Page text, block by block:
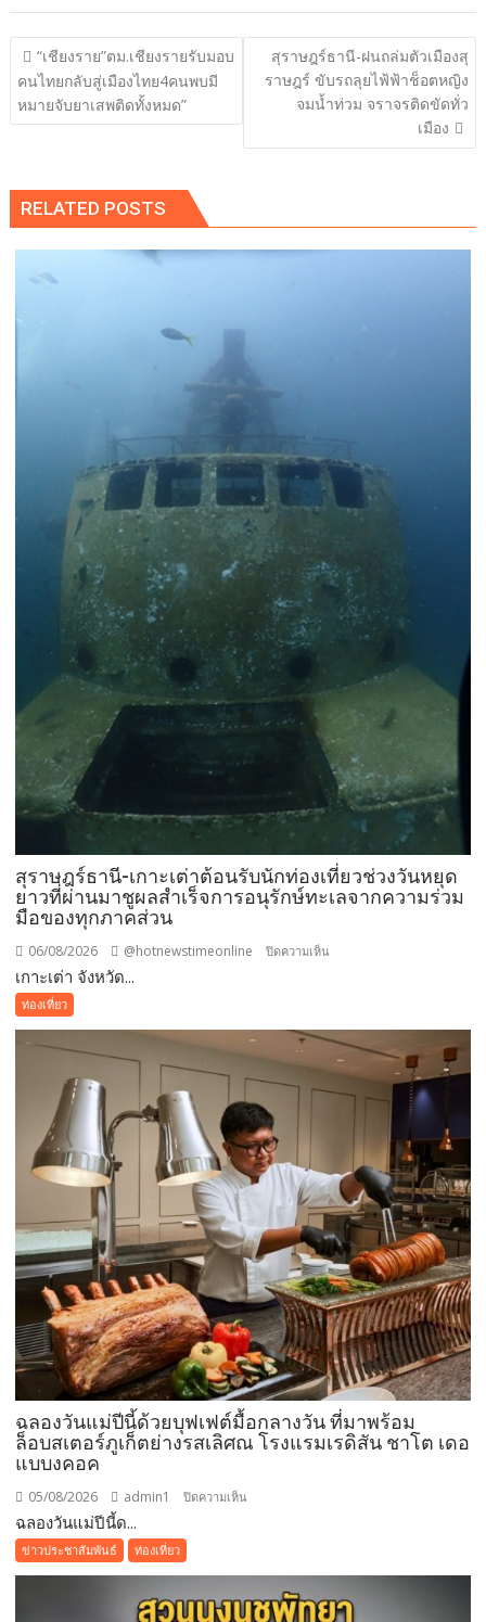
แนะแนว
เรื่อง
“เชียงราย”ตม.เชียงรายรับมอบ
คนไทยกลับสู่เมืองไทย4คนพบมี
หมายจับยาเสพติดทั้งหมด”
สุราษฎร์ธานี-ฝนถล่มตัวเมืองสุ
ราษฎร์ ขับรถลุยไฟ้ฟ้าช็อตหญิง
จมน้ำท่วม จราจรติดขัดทั่ว
เมือง
RELATED POSTS
สุราษฎร์ธานี-เกาะเต่าต้อนรับนักท่องเที่ยวช่วงวันหยุด
ยาวที่ผ่านมาชูผลสำเร็จการอนุรักษ์ทะเลจากความร่วม
มือของทุกภาคส่วน
06/08/2026 @hotnewstimeonline ปิดความเห็น
ต้อนรับ
นัก
ท่อง
หยุด
ยาว
ที่
ผ่าน
มา
ชู
ผล
สำเร็จ
การ
อนุรักษ์
ทะเล
จาก
ส่วน
เกาะเต่า จังหวัด...
ท่องเที่ยว
ฉลองวันแม่ปีนี้ด้วยบุฟเฟต์มื้อกลางวัน ที่มาพร้อม
ล็อบสเตอร์ภูเก็ตย่างรสเลิศณ โรงแรมเรดิสัน ชาโต เดอ
แบบงคอค
05/08/2026 admin1 ปิดความเห็น
ปี
นี้
ฉลองวันแม่ปีนี้ด...
ข่าวประชาสัมพันธ์ ท่องเที่ยว